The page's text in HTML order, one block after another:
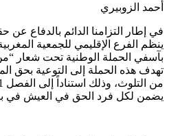
أحمد الزوبيري
في إطار التزامنا الدائم بالدفاع عن
ينظم الفرع الإقليمي للجمعية
بآسفي الحملة الوطنية تحت شعار
تهدف هذه الحملة إلى التوعية بحق
يضمن لكل فرد الحق في العيش في